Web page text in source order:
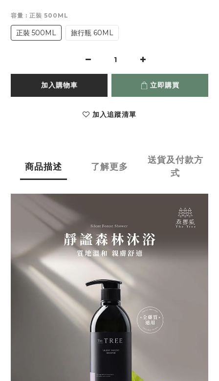
容量 : 正裝 500ML
正裝 500ML 旅行瓶 60ML
加入購物車 立即購買
加入追蹤清單
商品描述 了解更多
送貨及付款方
式